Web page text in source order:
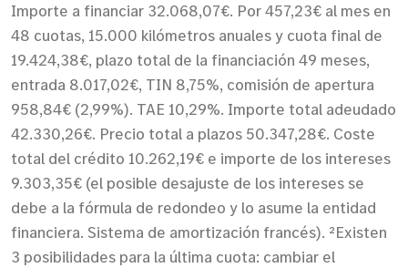
Importe a financiar 32.068,07€. Por 457,23€ al mes en
48 cuotas, 15.000 kilómetros anuales y cuota final de
19.424,38€, plazo total de la financiación 49 meses,
entrada 8.017,02€, TIN 8,75%, comisión de apertura
958,84€ (2,99%). TAE 10,29%. Importe total adeudado
42.330,26€. Precio total a plazos 50.347,28€. Coste
total del crédito 10.262,19€ e importe de los intereses
9.303,35€ (el posible desajuste de los intereses se
debe a la fórmula de redondeo y lo asume la entidad
financiera. Sistema de amortización francés). ²Existen
3 posibilidades para la última cuota: cambiar el